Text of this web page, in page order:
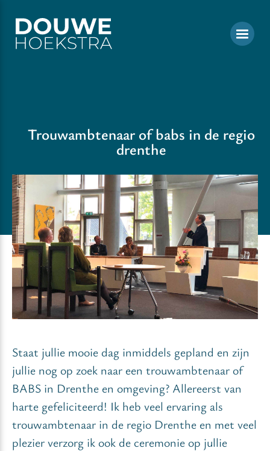
Trouwambtenaar of babs in de regio
drenthe
Staat jullie mooie dag inmiddels gepland en zijn
jullie nog op zoek naar een trouwambtenaar of
BABS in Drenthe en omgeving? Allereerst van
harte gefeliciteerd! Ik heb veel ervaring als
trouwambtenaar in de regio Drenthe en met veel
plezier verzorg ik ook de ceremonie op jullie